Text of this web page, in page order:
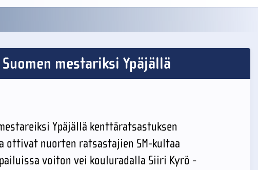
mestariksi Ypäjällä
Ypäjällä kenttäratsastuksen
ottivat nuorten ratsastajien SM-kultaa
voiton vei kouluradalla Siiri Kyrö -